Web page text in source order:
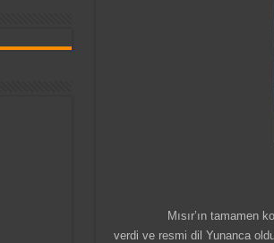
Mısır’ın tamamen
verdi ve resmi dil Yunanca